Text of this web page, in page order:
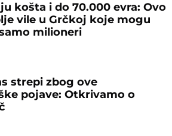
košta i do 70.000 evra: Ovo
vile u Grčkoj koje mogu
milioneri
strepi zbog ove
pojave: Otkrivamo o